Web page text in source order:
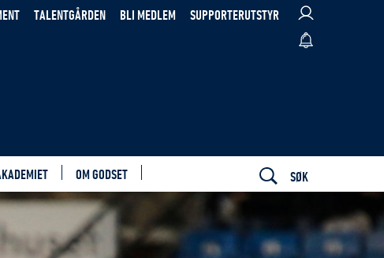
TALENTGÅRDEN BLI MEDLEM SUPPORTERUTSTYR
OM GODSET SØK